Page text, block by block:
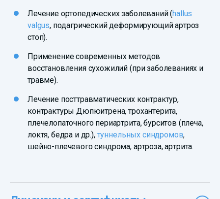
Лечение ортопедических заболеваний (hallus
valgus, подагрический деформирующий артроз
стоп).
Применение современных методов
восстановления сухожилий (при заболеваниях и
травме).
Лечение посттравматических контрактур,
контрактуры Дюпюитрена, трохантерита,
плечелопаточного периартрита, бурситов (плеча,
локтя, бедра и др.), туннельных синдромов,
шейно-плечевого синдрома, артроза, артрита.